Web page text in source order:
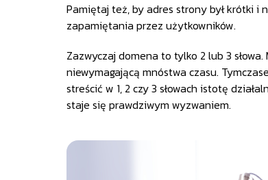
Pamiętaj też, by adres strony był krótki i
zapamiętania przez użytkowników.
Zazwyczaj domena to tylko 2 lub 3
niewymagającą mnóstwa czasu.
streścić w 1, 2 czy 3 słowach istotę
staje się prawdziwym wyzwaniem.